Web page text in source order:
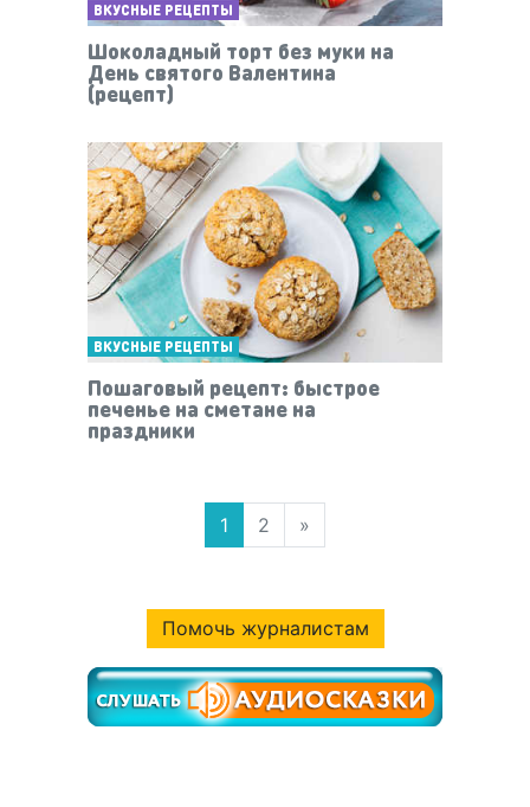
ВКУСНЫЕ РЕЦЕПТЫ
Шоколадный торт без муки на
День святого Валентина
(рецепт)
ВКУСНЫЕ РЕЦЕПТЫ
Пошаговый рецепт: быстрое
печенье на сметане на
праздники
1 2 »
Помочь журналистам